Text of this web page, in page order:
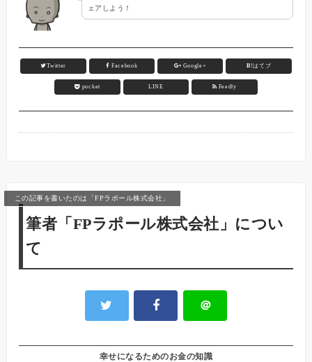
ェアしよう！
Twitter Facebook Google+ B!はてブ
pocket LINE Feedly
この記事を書いたのは「FPラポール株式会社」
筆者「FPラポール株式会社」につい
て
＠
幸せになるためのお金の知識